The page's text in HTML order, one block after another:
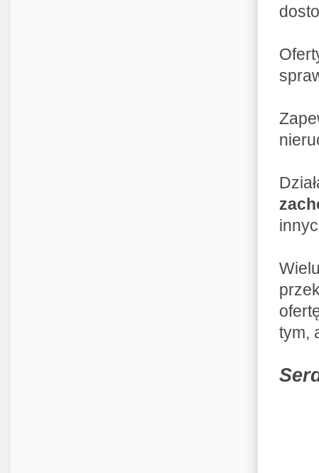
tym,